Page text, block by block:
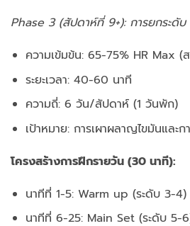
Phase 3 (สัปดาห์ที่ 9+): การยกระดับ
ความเข้มข้น: 65-75% HR Max (
ระยะเวลา: 40-60 นาที
ความถี่: 6 วัน/สัปดาห์ (1 วันพัก)
เป้าหมาย: การเผาผลาญไขมันและ
โครงสร้างการฝึกรายวัน (30 นาที):
นาทีที่ 1-5: Warm up (ระดับ 3-4)
นาทีที่ 6-25: Main Set (ระดับ 5-